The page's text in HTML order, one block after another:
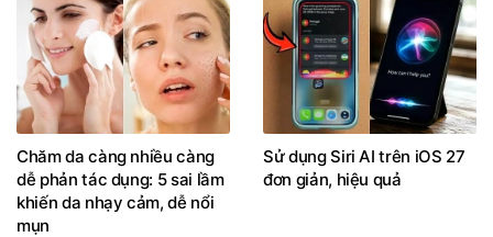
Chăm da càng nhiều càng
dễ phản tác dụng: 5 sai lầm
khiến da nhạy cảm, dễ nổi
mụn
Sử dụng Siri AI trên iOS 27
đơn giản, hiệu quả